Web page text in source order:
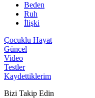
Beden
Ruh
İlişki
Çocuklu Hayat
Güncel
Video
Testler
Kaydettiklerim
Bizi Takip Edin